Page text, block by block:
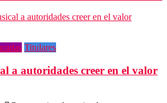
Titulares
a autoridades creer en el valor